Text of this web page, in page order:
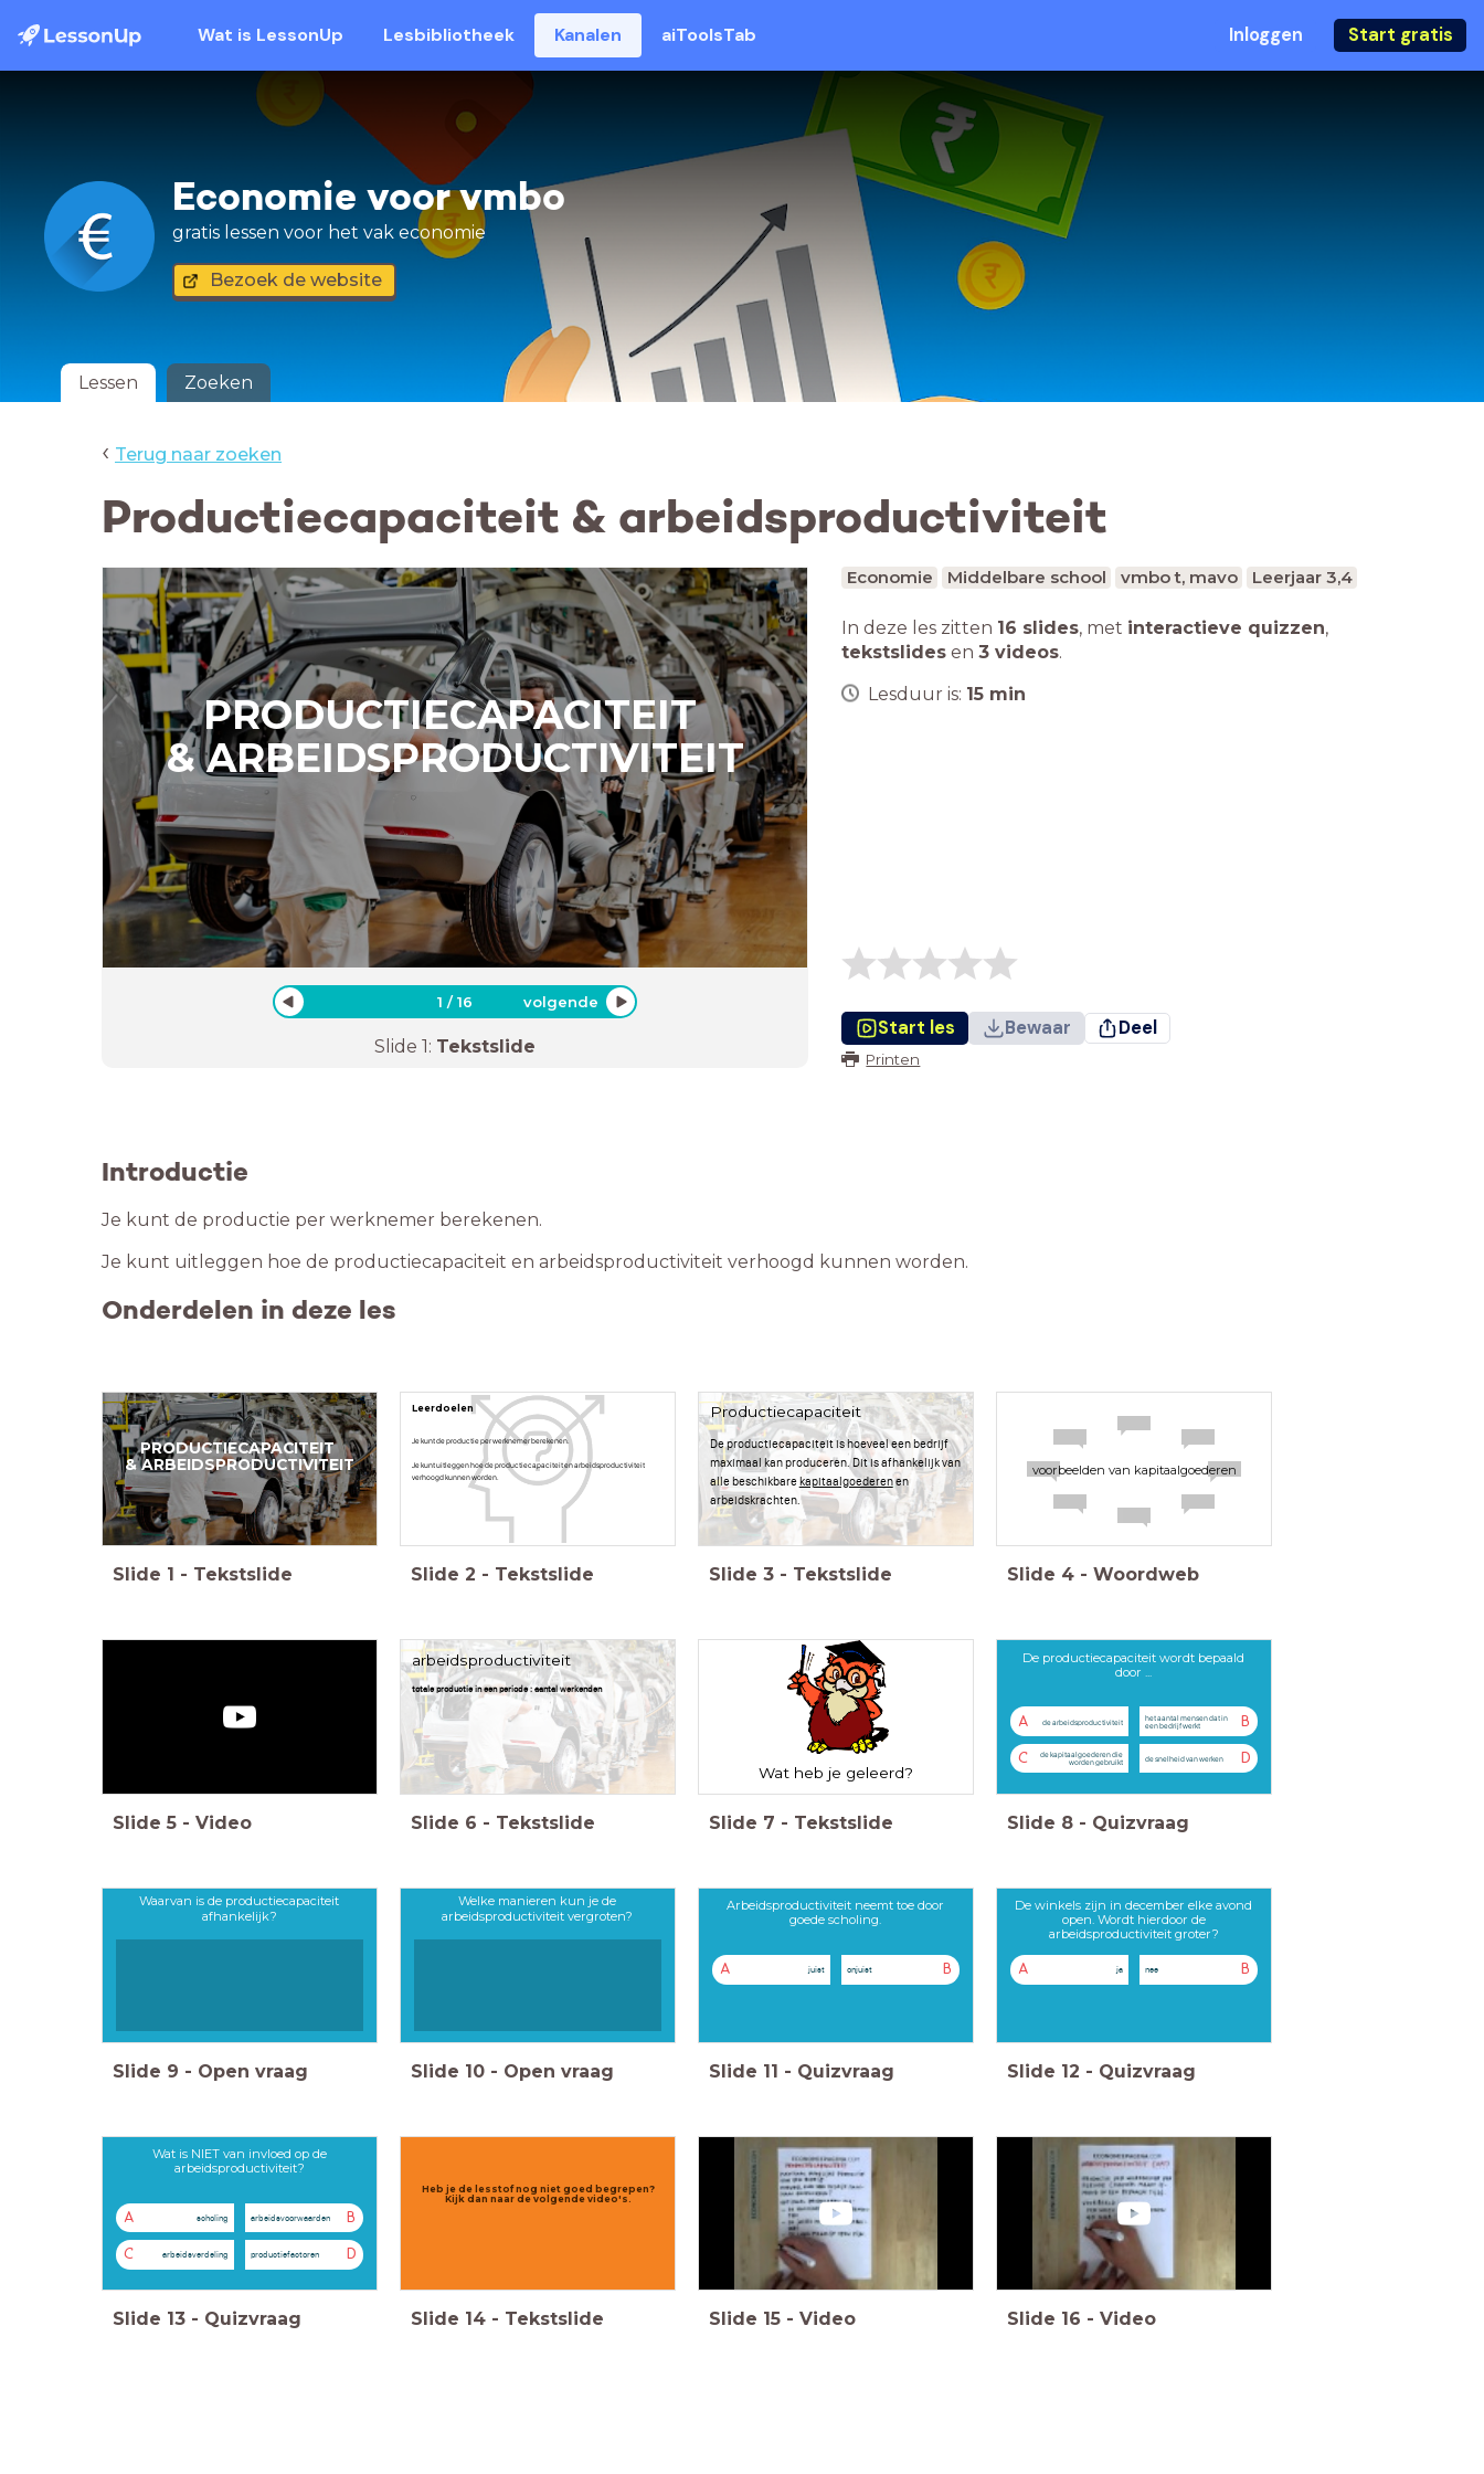
Wat is LessonUp Lesbibliotheek Kanalen aiToolsTab Inloggen Start gratis
Economie voor vmbo
gratis lessen voor het vak economie
Bezoek de website
Lessen Zoeken
‹ Terug naar zoeken
Productiecapaciteit & arbeidsproductiviteit
PRODUCTIECAPACITEIT
& ARBEIDSPRODUCTIVITEIT
1 /16 volgende
Slide 1: Tekstslide
Economie Middelbare school vmbo t, mavo Leerjaar 3,4
In deze les zitten 16 slides, met interactieve quizzen,
tekstslides en 3 videos.
Lesduur is: 15 min
Start les Bewaar Deel
Printen
Introductie
Je kunt de productie per werknemer berekenen.
Je kunt uitleggen hoe de productiecapaciteit en arbeidsproductiviteit verhoogd kunnen worden.
Onderdelen in deze les
PRODUCTIECAPACITEIT
& ARBEIDSPRODUCTIVITEIT
Slide 1 - Tekstslide
Leerdoelen
Je kunt de productie per werknemer berekenen.
Je kunt uitleggen hoe de productiecapaciteit en arbeidsproductiviteit
verhoogd kunnen worden.
Slide 2 - Tekstslide
Productiecapaciteit
De productiecapaciteit is hoeveel een bedrijf
maximaal kan produceren. Dit is afhankelijk van
alle beschikbarekapitaalgoederenen
arbeidskrachten.
Slide 3 - Tekstslide
voorbeelden van kapitaalgoederen
Slide 4 - Woordweb
Slide 5 - Video
arbeidsproductiviteit
totale productie in een periode : aantal werkenden
Slide 6 - Tekstslide
Wat heb je geleerd?
Slide 7 - Tekstslide
De productiecapaciteit wordt bepaald
door ...
A de arbeidsproductiviteit B
het aantal mensen dat in
een bedrijf werkt
C de kapitaalgoederen die
worden gebruikt D
de snelheid van werken
Slide 8 - Quizvraag
Waarvan is de productiecapaciteit
afhankelijk?
Slide 9 - Open vraag
Welke manieren kun je de
arbeidsproductiviteit vergroten?
Slide 10 - Open vraag
Arbeidsproductiviteit neemt toe door
goede scholing.
A juist B
onjuist
Slide 11 - Quizvraag
De winkels zijn in december elke avond
open. Wordt hierdoor de
arbeidsproductiviteit groter?
A ja B
nee
Slide 12 - Quizvraag
Wat is NIET van invloed op de
arbeidsproductiviteit?
A scholing B
arbeidsvoorwaarden
C arbeidsverdeling D
productiefactoren
Slide 13 - Quizvraag
Heb je de lesstof nog niet goed begrepen?
Kijk dan naar de volgende video's.
Slide 14 - Tekstslide Slide 15 - Video Slide 16 - Video